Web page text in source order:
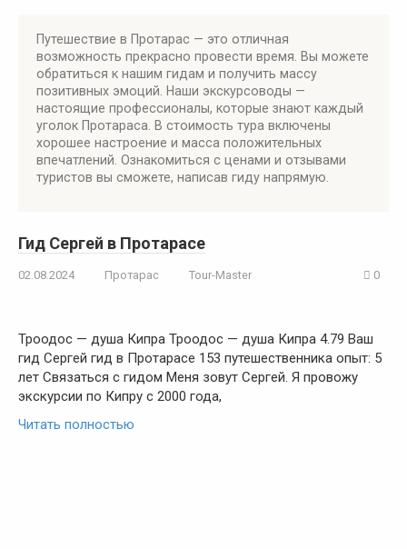
Путешествие в Протарас — это отличная
возможность прекрасно провести время. Вы можете
обратиться к нашим гидам и получить массу
позитивных эмоций. Наши экскурсоводы —
настоящие профессионалы, которые знают каждый
уголок Протараса. В стоимость тура включены
хорошее настроение и масса положительных
впечатлений. Ознакомиться с ценами и отзывами
туристов вы сможете, написав гиду напрямую.
Гид Сергей в Протарасе
02.08.2024 Протарас Tour-Master 0
Троодос — душа Кипра Троодос — душа Кипра 4.79 Ваш
гид Сергей гид в Протарасе 153 путешественника опыт: 5
лет Связаться с гидом Меня зовут Сергей. Я провожу
экскурсии по Кипру с 2000 года,
Читать полностью